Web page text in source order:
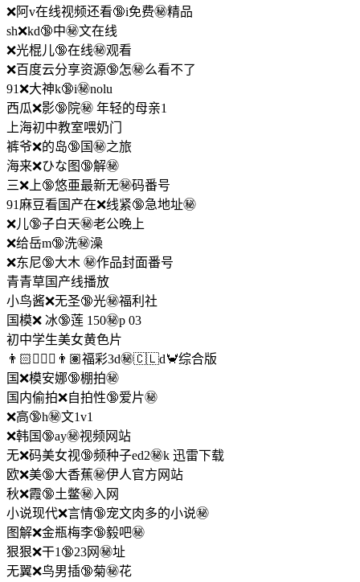
❌阿v在线视频还看🔞i免费㊙️精品
sh❌kd🔞中㊙️文在线
❌光棍儿🔞在线㊙️观看
❌百度云分享资源🔞怎㊙️么看不了
91❌大神k🔞i㊙️nolu
西瓜❌影🔞院㊙️ 年轻的母亲1
上海初中教室喂奶门
裤爷❌的岛🔞国㊙️之旅
海来❌ひな图🔞解㊙️
三❌上🔞悠亜最新无㊙️码番号
91麻豆看国产在❌线紧🔞急地址㊙️
❌儿🔞子白天㊙️老公晚上
❌给岳m🔞洗㊙️澡
❌东尼🔞大木 ㊙️作品封面番号
青青草国产线播放
小鸟酱❌无圣🔞光㊙️福利社
国模❌ 冰🔞莲 150㊙️p 03
初中学生美女黄色片
👨🏻❌‍🤝‍🔞👨🏽福彩3d㊙️️🇨🇱d🦀综合版
国❌模安娜🔞棚拍㊙️
国内偷拍❌自拍性🔞爱片㊙️
❌高🔞h㊙️文1v1
❌韩国🔞ay㊙️视频网站
无❌码美女视🔞频种子ed2㊙️k 迅雷下载
欧❌美🔞大香蕉㊙️伊人官方网站
秋❌霞🔞土鳖㊙️入网
小说现代❌言情🔞宠文肉多的小说㊙️
图解❌金瓶梅李🔞毅吧㊙️
狠狠❌干1🔞23网㊙️址
无翼❌鸟男插🔞菊㊙️花